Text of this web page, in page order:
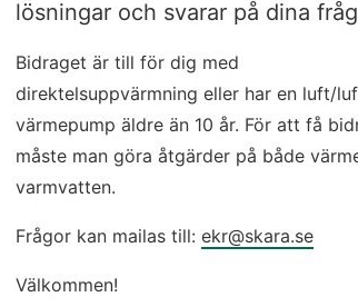
lösningar och svarar på dina
Bidraget är till för dig med
direktelsuppvärmning eller har en luft/
värmepump äldre än 10 år. För att få
måste man göra åtgärder på både
varmvatten.
Frågor kan mailas till: ekr@skara.se
Välkommen!